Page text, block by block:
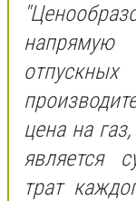
напрямую
цена на
является
трат